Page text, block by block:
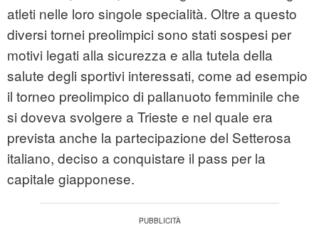
atleti nelle loro singole specialità. Oltre a questo
diversi tornei preolimpici sono stati sospesi per
motivi legati alla sicurezza e alla tutela della
salute degli sportivi interessati, come ad esempio
il torneo preolimpico di pallanuoto femminile che
si doveva svolgere a Trieste e nel quale era
prevista anche la partecipazione del Setterosa
italiano, deciso a conquistare il pass per la
capitale giapponese.